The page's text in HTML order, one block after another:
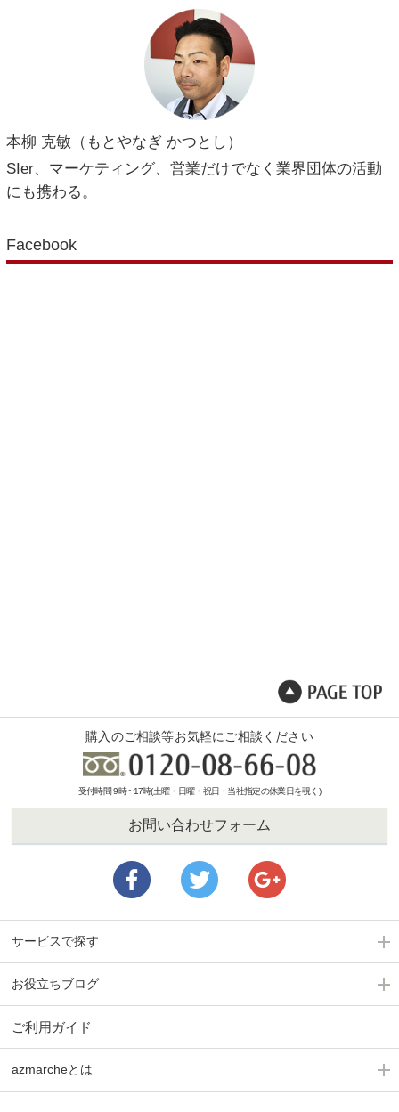
本柳 克敏（もとやなぎ かつとし）
SIer、マーケティング、営業だけでなく業界団体の活動
にも携わる。
Facebook
購入のご相談等お気軽にご相談ください
受付時間 9時 ~17時(土曜・日曜・祝日・当社指定の休業日を覗く)
お問い合わせフォーム
サービスで探す
お役立ちブログ
ご利用ガイド
azmarcheとは